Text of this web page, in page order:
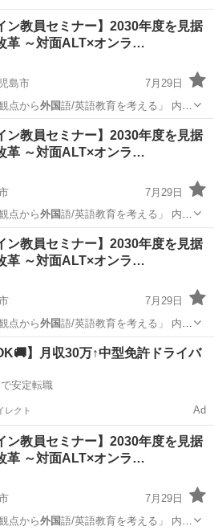
ン教員セミナー】2030年度を見据
革 ～対面ALT×オンラ…
島市
7月29日
点から外国語/英語教育を考える」 内
ー オンライン
ン教員セミナー】2030年度を見据
革 ～対面ALT×オンラ…
7月29日
点から外国語/英語教育を考える」 内
オンライン
ン教員セミナー】2030年度を見据
革 ～対面ALT×オンラ…
7月29日
点から外国語/英語教育を考える」 内
オンライン
】月収30万↑中型免許ドライバ
安定転職
レクト Ad
ン教員セミナー】2030年度を見据
革 ～対面ALT×オンラ…
7月29日
点から外国語/英語教育を考える」 内